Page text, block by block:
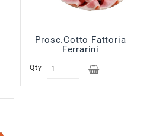
Prosc.Cotto Fattoria
Ferrarini
Qty